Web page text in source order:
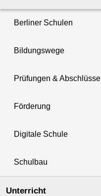
Berliner Schulen
Bildungswege
Prüfungen & Abschlüsse
Förderung
Digitale Schule
Schulbau
Unterricht